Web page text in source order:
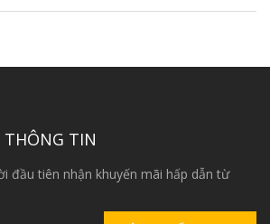
TIN
đầu tiên nhận khuyến mãi hấp dẫn từ